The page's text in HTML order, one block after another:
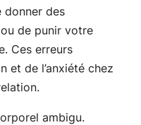
donner des
de punir votre
Ces erreurs
et de l’anxiété chez
ambigu.